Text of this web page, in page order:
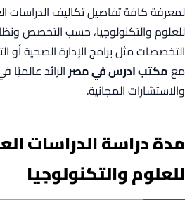
لمعرفة كافة تفاصيل تكاليف الدراسات
للعلوم والتكنولوجيا، حسب التخصص
التخصصات مثل برامج الإدارة الصحية أو
معمكتب ادرس في مصرالرائد عالميًا
والاستشارات المجانية.
مدة دراسة الدراسات
للعلوم والتكنولوجيا